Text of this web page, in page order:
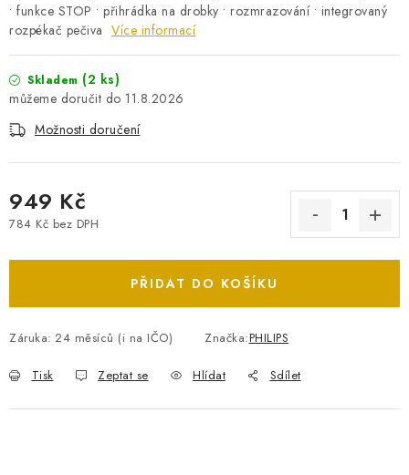
• funkce STOP • přihrádka na drobky • rozmrazování • integrovaný
rozpékač pečiva Více informací
Skladem (2 ks)
11.8.2026
Možnosti doručení
949 Kč
784 Kč bez DPH
PŘIDAT DO KOŠÍKU
Záruka: 24 měsíců (i na IČO) Značka:PHILIPS
Tisk Zeptat se Hlídat Sdílet